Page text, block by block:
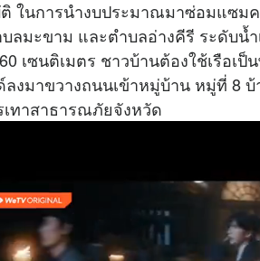
ในการนำงบประมาณมาซ่อมแซม
ลมะขาม และตำบลอ่างคีรี ระดับน้
เซนติเมตร ชาวบ้านต้องใช้เรือเ
มาขวางถนนเข้าหมู่บ้าน หมู่ที่ 8 บ้
ทาสาธารณภัยจังหวัด